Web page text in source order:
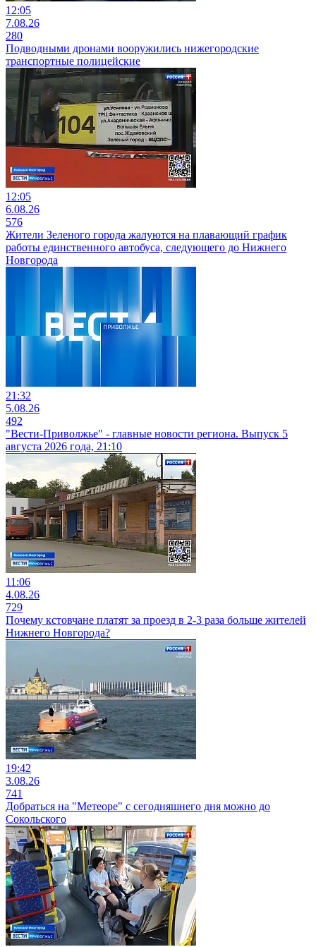
12:05
7.08.26
280
Подводными дронами вооружились нижегородские
транспортные полицейские
12:05
6.08.26
576
Жители Зеленого города жалуются на плавающий график
работы единственного автобуса, следующего до Нижнего
Новгорода
21:32
5.08.26
492
"Вести-Приволжье" - главные новости региона. Выпуск 5
августа 2026 года, 21:10
11:06
4.08.26
729
Почему кстовчане платят за проезд в 2-3 раза больше жителей
Нижнего Новгорода?
19:42
3.08.26
741
Добраться на "Метеоре" с сегодняшнего дня можно до
Сокольского